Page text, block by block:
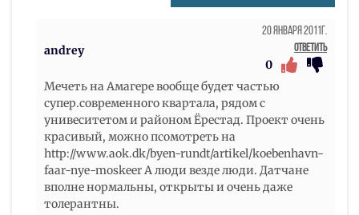
andrey
20 Января 2011г.
Ответить
0
Мечеть на Амагере вообще будет частью
супер.современного квартала, рядом с
унивеситетом и районом Ёрестад. Проект очень
красивый, можно псомотреть на
http://www.aok.dk/byen-rundt/artikel/koebenhavn-
faar-nye-moskeer А люди везде люди. Датчане
вполне нормальны, открыты и очень даже
толерантны.